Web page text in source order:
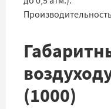
(1000)